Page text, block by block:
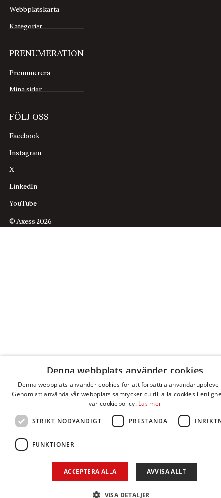
Webbplatskarta
Kategorier
PRENUMERATION
Prenumerera
Mina sidor
FÖLJ OSS
Facebook
Instagram
X
LinkedIn
YouTube
© Axess 2026
Denna webbplats använder cookies
Denna webbplats använder cookies för att förbättra
Genom att använda vår webbplats samtycker du till alla cookies i
vår cookiepolicy. Läs mer
STRIKT NÖDVÄNDIGT PRESTANDA
FUNKTIONER
ACCEPTERA ALLA AVVISA ALLT
VISA DETALJER